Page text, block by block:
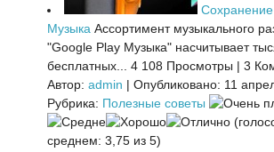
Музыка Ассортимент музыкального
"Google Play Музыка" насчитывает
бесплатных...
4 108 Просмотры | 3
Автор: admin | Опубликовано: 11
Рубрика: Полезные советы
среднем: 3,75 из 5)